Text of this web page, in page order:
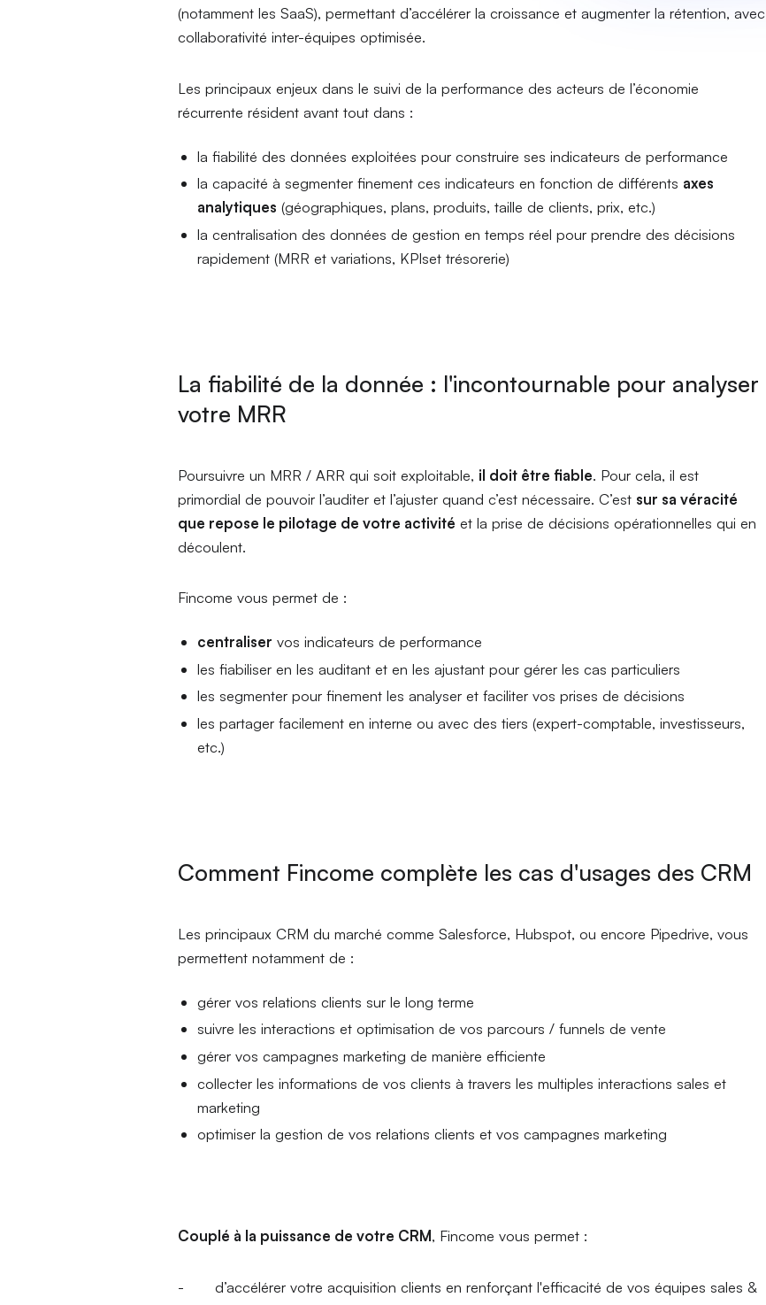
(notamment les SaaS), permettant d’accélérer la croissance et augmenter la rétention, avec
collaborativité inter-équipes optimisée.
Les principaux enjeux dans le suivi de la performance des acteurs de l’économie
récurrente résident avant tout dans :
la fiabilité des données exploitées pour construire ses indicateurs de performance
la capacité à segmenter finement ces indicateurs en fonction de différents axes
analytiques (géographiques, plans, produits, taille de clients, prix, etc.)
la centralisation des données de gestion en temps réel pour prendre des décisions
rapidement (MRR et variations, KPIset trésorerie)
La fiabilité de la donnée : l'incontournable pour analyser
votre MRR
Poursuivre un MRR / ARR qui soit exploitable, il doit être fiable. Pour cela, il est
primordial de pouvoir l’auditer et l’ajuster quand c’est nécessaire. C’est sur sa véracité
que repose le pilotage de votre activité et la prise de décisions opérationnelles qui en
découlent.
Fincome vous permet de :
centraliser vos indicateurs de performance
les fiabiliser en les auditant et en les ajustant pour gérer les cas particuliers
les segmenter pour finement les analyser et faciliter vos prises de décisions
les partager facilement en interne ou avec des tiers (expert-comptable, investisseurs,
etc.)
Comment Fincome complète les cas d'usages des CRM
Les principaux CRM du marché comme Salesforce, Hubspot, ou encore Pipedrive, vous
permettent notamment de :
gérer vos relations clients sur le long terme
suivre les interactions et optimisation de vos parcours / funnels de vente
gérer vos campagnes marketing de manière efficiente
collecter les informations de vos clients à travers les multiples interactions sales et
marketing
optimiser la gestion de vos relations clients et vos campagnes marketing
Couplé à la puissance de votre CRM, Fincome vous permet :
- d’accélérer votre acquisition clients en renforçant l'efficacité de vos équipes sales &